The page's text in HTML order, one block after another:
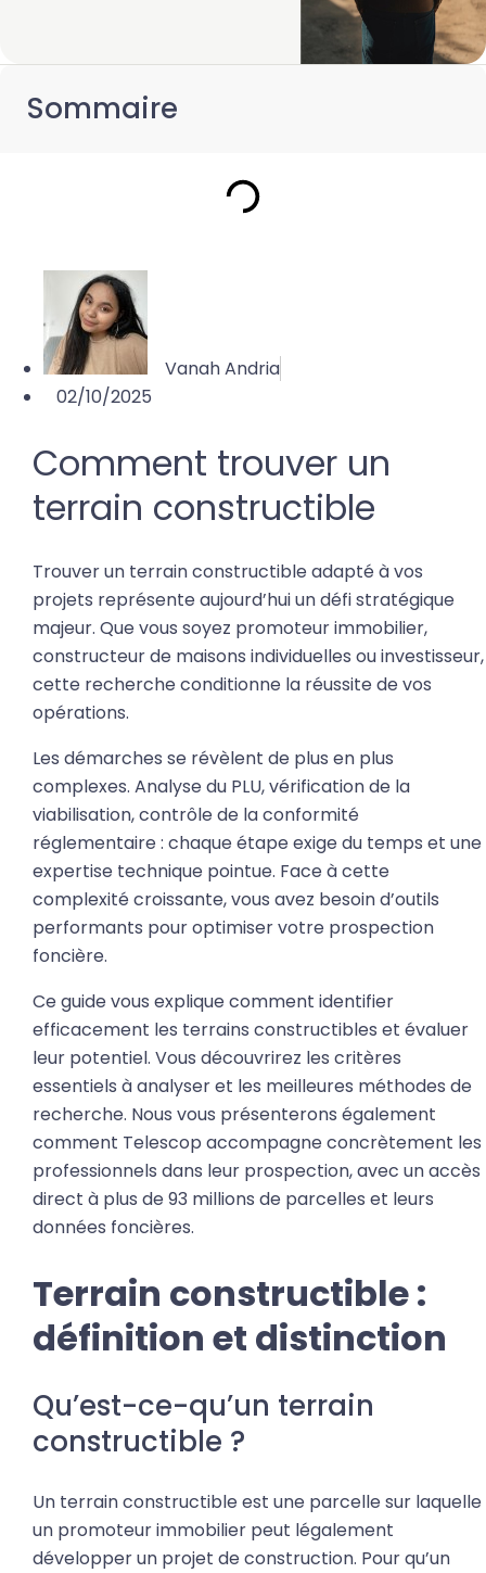
Sommaire
Vanah Andria
02/10/2025
Comment trouver un
terrain constructible
Trouver un terrain constructible adapté à vos
projets représente aujourd’hui un défi stratégique
majeur. Que vous soyez promoteur immobilier,
constructeur de maisons individuelles ou investisseur,
cette recherche conditionne la réussite de vos
opérations.
Les démarches se révèlent de plus en plus
complexes. Analyse du PLU, vérification de la
viabilisation, contrôle de la conformité
réglementaire : chaque étape exige du temps et une
expertise technique pointue. Face à cette
complexité croissante, vous avez besoin d’outils
performants pour optimiser votre prospection
foncière.
Ce guide vous explique comment identifier
efficacement les terrains constructibles et évaluer
leur potentiel. Vous découvrirez les critères
essentiels à analyser et les meilleures méthodes de
recherche. Nous vous présenterons également
comment Telescop accompagne concrètement les
professionnels dans leur prospection, avec un accès
direct à plus de 93 millions de parcelles et leurs
données foncières.
Terrain constructible :
définition et distinction
Qu’est-ce-qu’un terrain
constructible ?
Un terrain constructible est une parcelle sur laquelle
un promoteur immobilier peut légalement
développer un projet de construction. Pour qu’un